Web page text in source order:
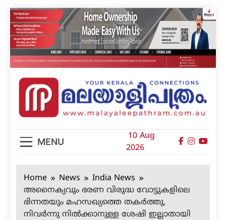
Skip
to
content
മലയാളിപത്രം
MENU
10 Aug
2026
Home News
India News
അനൈക്യവും ഭരണ വിരുദ്ധ വോട്ടുകളിലെ
ഭിന്നതയും മഹസഖ്യത്തെ തകര്‍ത്തു,
നിവര്‍ന്നു നില്‍ക്കാനുള്ള ശേഷി ഇല്ലാതായി